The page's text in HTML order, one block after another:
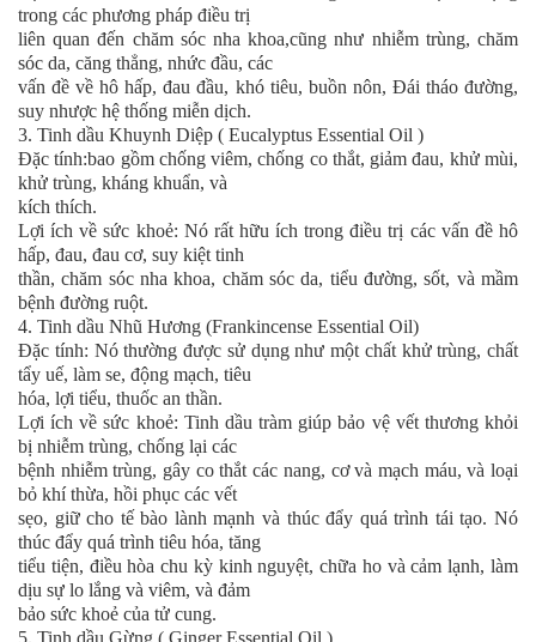
trong các phương pháp điều trị
liên quan đến chăm sóc nha khoa,cũng như nhiễm trùng, chăm
sóc da, căng thẳng, nhức đầu, các
vấn đề về hô hấp, đau đầu, khó tiêu, buồn nôn, Đái tháo đường,
suy nhược hệ thống miễn dịch.
3. Tinh dầu Khuynh Diệp ( Eucalyptus Essential Oil )
Đặc tính:bao gồm chống viêm, chống co thắt, giảm đau, khử mùi,
khử trùng, kháng khuẩn, và
kích thích.
Lợi ích về sức khoẻ: Nó rất hữu ích trong điều trị các vấn đề hô
hấp, đau, đau cơ, suy kiệt tinh
thần, chăm sóc nha khoa, chăm sóc da, tiểu đường, sốt, và mầm
bệnh đường ruột.
4. Tinh dầu Nhũ Hương (Frankincense Essential Oil)
Đặc tính: Nó thường được sử dụng như một chất khử trùng, chất
tẩy uế, làm se, động mạch, tiêu
hóa, lợi tiểu, thuốc an thần.
Lợi ích về sức khoẻ: Tinh dầu tràm giúp bảo vệ vết thương khỏi
bị nhiễm trùng, chống lại các
bệnh nhiễm trùng, gây co thắt các nang, cơ và mạch máu, và loại
bỏ khí thừa, hồi phục các vết
sẹo, giữ cho tế bào lành mạnh và thúc đẩy quá trình tái tạo. Nó
thúc đẩy quá trình tiêu hóa, tăng
tiểu tiện, điều hòa chu kỳ kinh nguyệt, chữa ho và cảm lạnh, làm
dịu sự lo lắng và viêm, và đảm
bảo sức khoẻ của tử cung.